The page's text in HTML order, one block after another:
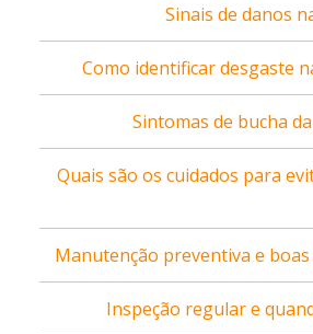
Sinais de danos
Como identificar desgaste
Sintomas de bucha
Quais são os cuidados para
Manutenção preventiva e
Inspeção regular e